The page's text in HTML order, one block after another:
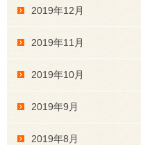
2019年12月
2019年11月
2019年10月
2019年9月
2019年8月